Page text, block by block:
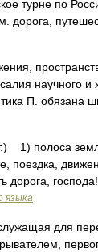
турне по
дорога,
научного
П. обязана
1) полоса
поездка,
языка
для